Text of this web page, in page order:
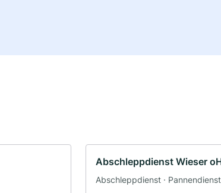
Abschleppdienst Wieser
Abschleppdienst ·